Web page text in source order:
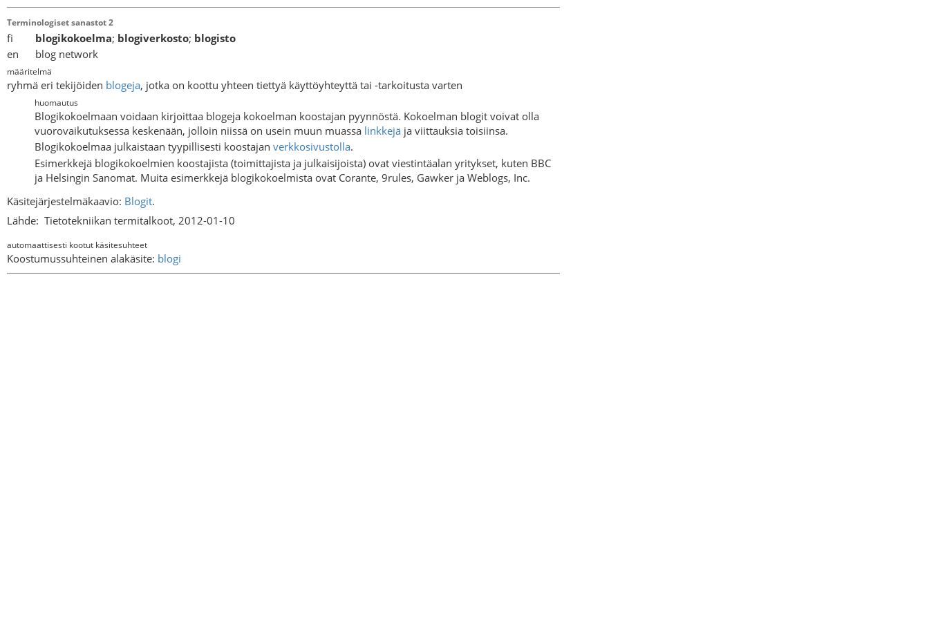
Terminologiset sanastot 2
fi blogikokoelma; blogiverkosto; blogisto
en blog network
määritelmä
ryhmä eri tekijöiden blogeja, jotka on koottu yhteen tiettyä käyttöyhteyttä tai -tarkoitusta varten
huomautus
Blogikokoelmaan voidaan kirjoittaa blogeja kokoelman koostajan pyynnöstä. Kokoelman blogit voivat olla
vuorovaikutuksessa keskenään, jolloin niissä on usein muun muassa linkkejä ja viittauksia toisiinsa.
Blogikokoelmaa julkaistaan tyypillisesti koostajan verkkosivustolla.
Esimerkkejä blogikokoelmien koostajista (toimittajista ja julkaisijoista) ovat viestintäalan yritykset, kuten BBC
ja Helsingin Sanomat. Muita esimerkkejä blogikokoelmista ovat Corante, 9rules, Gawker ja Weblogs, Inc.
Käsitejärjestelmäkaavio: Blogit.
Lähde: Tietotekniikan termitalkoot, 2012-01-10
automaattisesti kootut käsitesuhteet
Koostumussuhteinen alakäsite: blogi